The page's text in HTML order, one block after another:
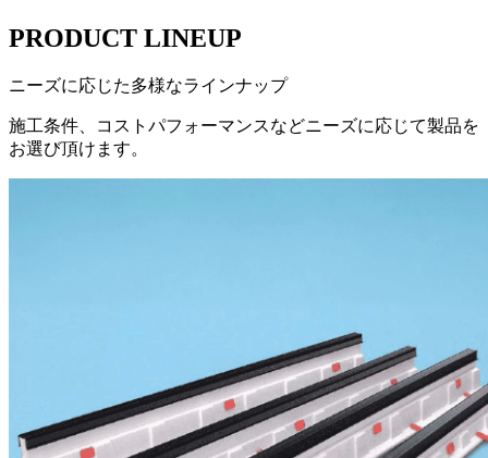
PRODUCT LINEUP
ニーズに応じた多様なラインナップ
施工条件、コストパフォーマンスなどニーズに応じて製品を
お選び頂けます。